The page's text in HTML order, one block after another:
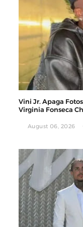
Vini Jr. Apaga
Virginia Fonseca
August 06, 2026